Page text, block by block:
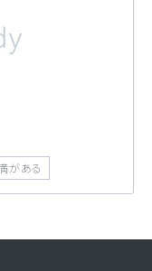
がある